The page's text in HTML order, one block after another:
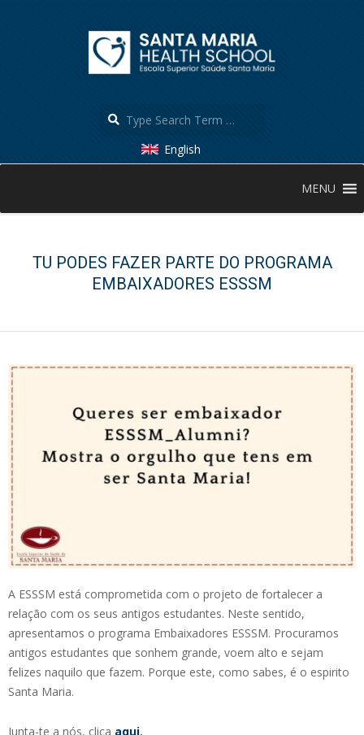
English
Menu
MENU
TU PODES FAZER PARTE DO PROGRAMA
EMBAIXADORES ESSSM
A ESSSM está comprometida com o projeto de fortalecer a
relação com os seus antigos estudantes. Neste sentido,
apresentamos o programa Embaixadores ESSSM. Procuramos
antigos estudantes que sonhem grande, voem alto e sejam
felizes naquilo que fazem. Porque este, como sabes, é o espirito
Santa Maria.
Junta-te a nós, clica aqui.